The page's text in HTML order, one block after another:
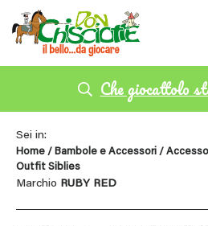
Che giocattolo
Sei in:
Home / Bambole e Accessori /
Outfit Siblies
Marchio RUBY RED